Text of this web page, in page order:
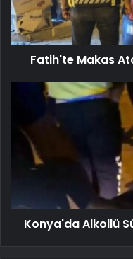
Fatih'te Makas
Konya'da Alkollü